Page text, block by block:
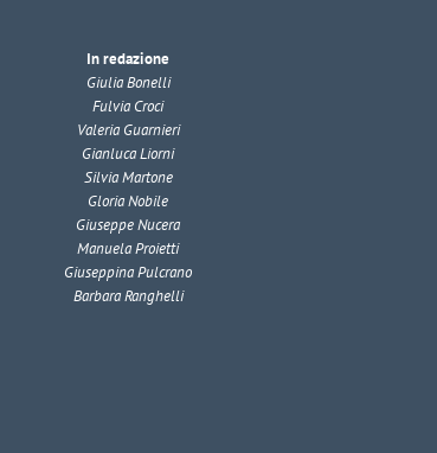
In redazione
Giulia Bonelli
Fulvia Croci
Valeria Guarnieri
Gianluca Liorni
Silvia Martone
Gloria Nobile
Giuseppe Nucera
Manuela Proietti
Giuseppina Pulcrano
Barbara Ranghelli